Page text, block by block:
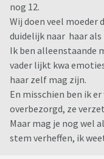
nog 12.
Wij doen veel moeder
duidelijk naar haar als
Ik ben alleenstaande
vader lijkt kwa
haar zelf mag zijn.
En misschien ben ik
overbezorgd, ze
Maar mag je nog wel
stem verheffen, ik